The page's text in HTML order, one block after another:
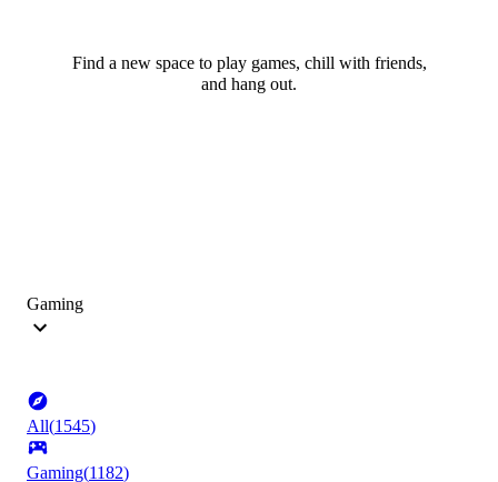
Find a new space to play games, chill with friends,
and hang out.
Gaming
All(1545)
Gaming(1182)